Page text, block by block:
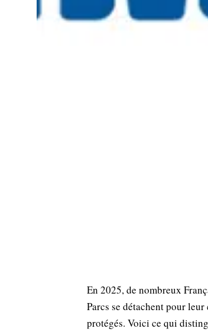
En 2025, de nombreux
Parcs se détachent pour
protégés. Voici ce qui